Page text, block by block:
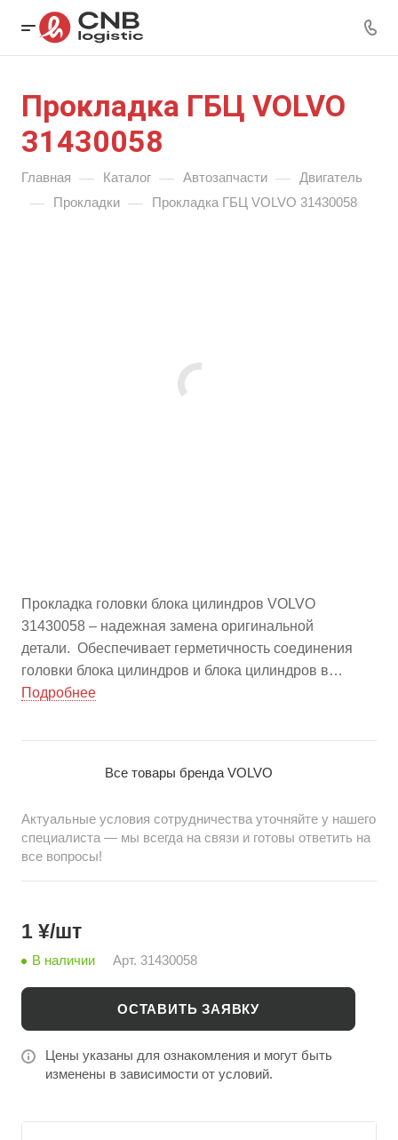
Прокладка ГБЦ VOLVO
31430058
Главная — Каталог — Автозапчасти — Двигатель
— Прокладки — Прокладка ГБЦ VOLVO 31430058
Прокладка головки блока цилиндров VOLVO
31430058 – надежная замена оригинальной
детали. Обеспечивает герметичность соединения
головки блока цилиндров и блока цилиндров в
двигателях Volvo, предотвращая утечки
china-bazar.ru – выгодные цены на автозапчасти из
Подробнее
Все товары бренда VOLVO
Актуальные условия сотрудничества уточняйте у нашего
специалиста — мы всегда на связи и готовы ответить на
все вопросы!
1 ¥/шт
В наличии Арт. 31430058
ОСТАВИТЬ ЗАЯВКУ
Цены указаны для ознакомления и могут быть
изменены в зависимости от условий.